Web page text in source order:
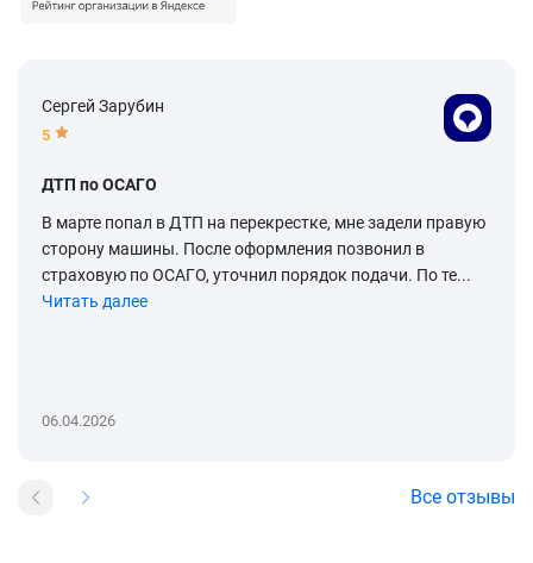
Сергей Зарубин
5
ДТП по ОСАГО
В марте попал в ДТП на перекрестке, мне задели правую
сторону машины. После оформления позвонил в
страховую по ОСАГО, уточнил порядок подачи. По те...
Читать далее
06.04.2026
Все отзывы